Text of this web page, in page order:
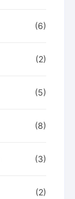
(6)
(2)
(5)
(8)
(3)
(2)